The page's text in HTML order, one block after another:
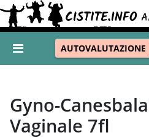
AUTOVALUTAZIONE
Gyno-
Vaginale 7fl